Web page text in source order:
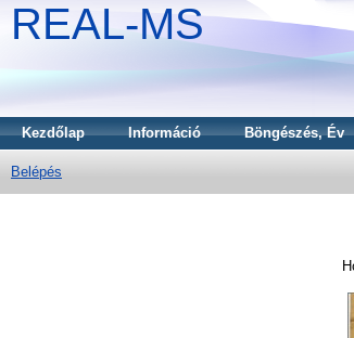
REAL-MS
Kezdőlap Információ Böngészés, Év
Belépés